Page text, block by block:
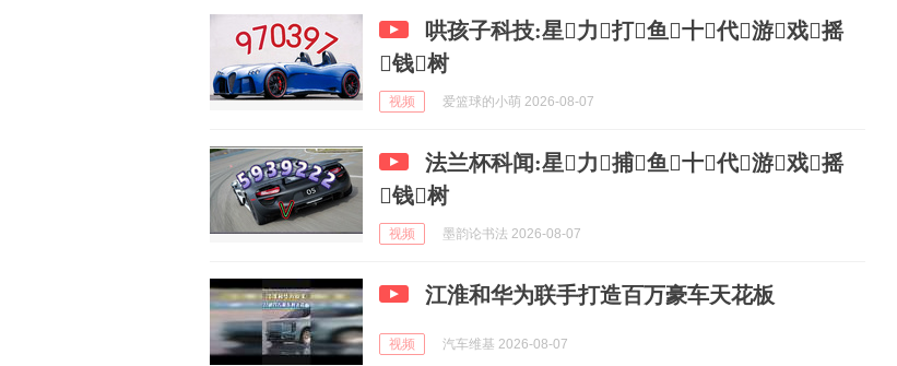
哄孩子科技:星力打鱼十代游戏摇
钱树
视频 爱篮球的小萌 2026-08-07
法兰杯科闻:星力捕鱼十代游戏摇
钱树
视频 墨韵论书法 2026-08-07
江淮和华为联手打造百万豪车天花板
视频 汽车维基 2026-08-07